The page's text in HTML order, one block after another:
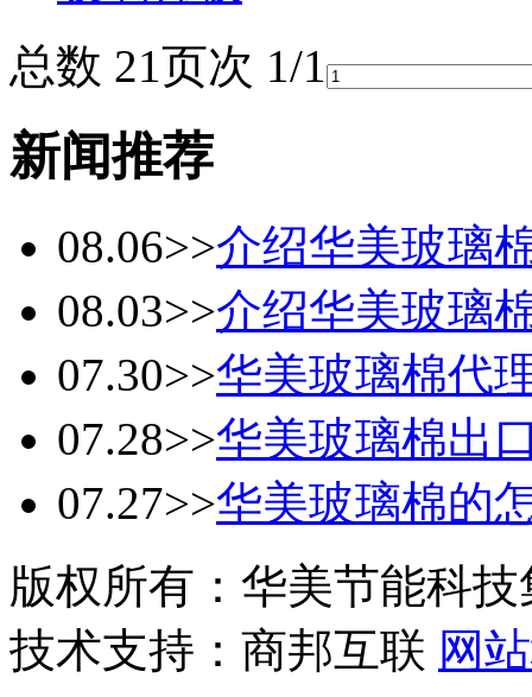
总数 21页次 1/1
新闻推荐
08.06>>介绍华美玻璃
08.03>>介绍华美玻璃
07.30>>华美玻璃棉代
07.28>>华美玻璃棉出
07.27>>华美玻璃棉的
版权所有：华美节能科
技术支持：商邦互联 网